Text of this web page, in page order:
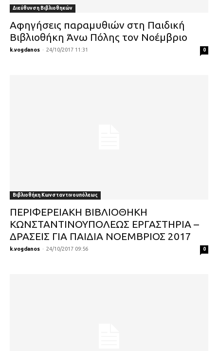
Διεύθυνση Βιβλιοθηκών
Αφηγήσεις παραμυθιών στη Παιδική
Βιβλιοθήκη Άνω Πόλης τον Νοέμβριο
k.vogdanos - 24/10/2017 11:31 0
Βιβλιοθήκη Κωνσταντινουπόλεως
ΠΕΡΙΦΕΡΕΙΑΚΗ ΒΙΒΛΙΟΘΗΚΗ
ΚΩΝΣΤΑΝΤΙΝΟΥΠΟΛΕΩΣ ΕΡΓΑΣΤΗΡΙΑ –
ΔΡΑΣΕΙΣ ΓΙΑ ΠΑΙΔΙΑ ΝΟΕΜΒΡΙΟΣ 2017
k.vogdanos - 24/10/2017 09:56 0